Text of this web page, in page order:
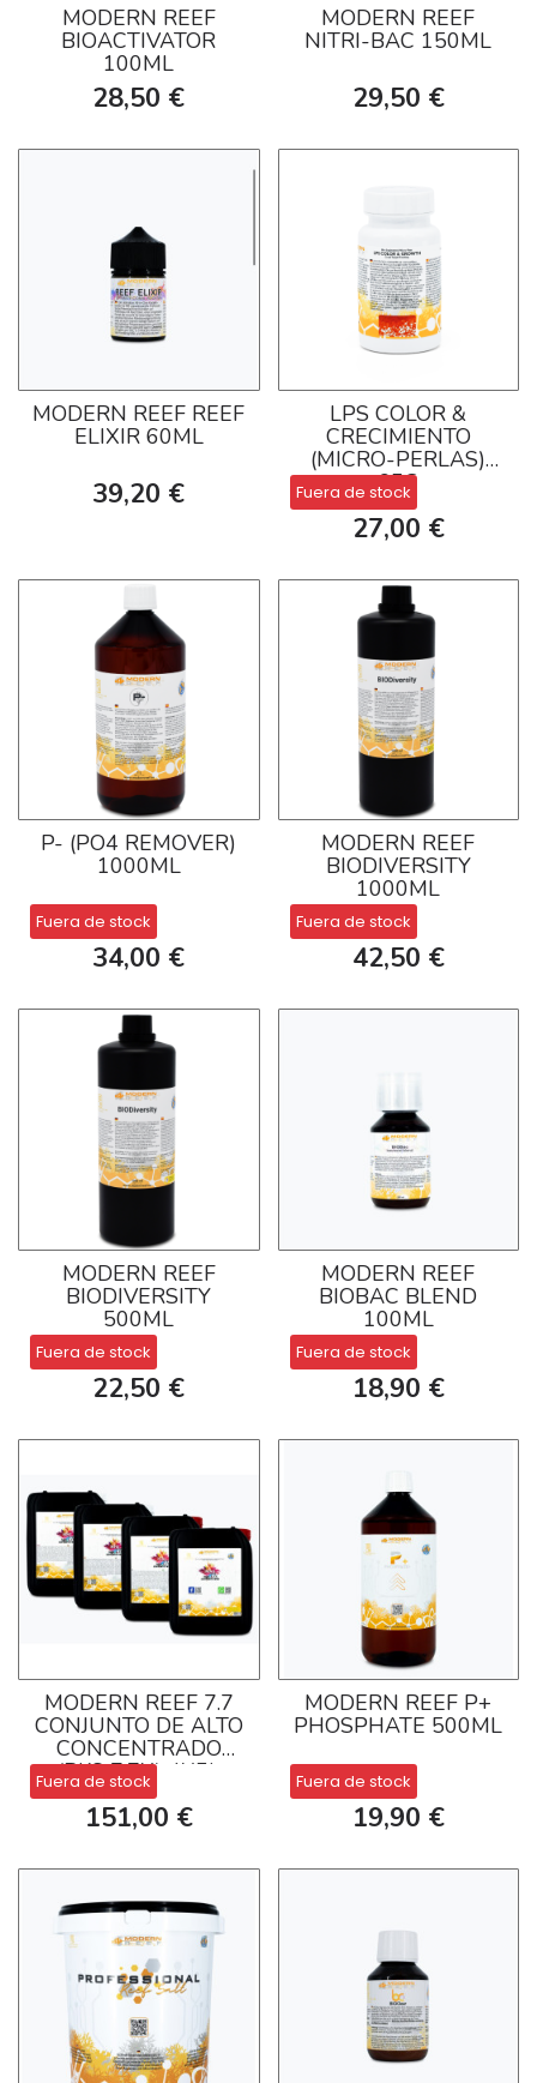
MODERN REEF
BIOACTIVATOR
100ML
28,50 €
MODERN REEF
NITRI-BAC 150ML
29,50 €
MODERN REEF REEF
ELIXIR 60ML
39,20 €
LPS COLOR &
CRECIMIENTO
(MICRO-PERLAS)
65G
Fuera de stock
27,00 €
P- (PO4 REMOVER)
1000ML
Fuera de stock
34,00 €
MODERN REEF
BIODIVERSITY
1000ML
Fuera de stock
42,50 €
MODERN REEF
BIODIVERSITY
500ML
Fuera de stock
22,50 €
MODERN REEF
BIOBAC BLEND
100ML
Fuera de stock
18,90 €
MODERN REEF 7.7
CONJUNTO DE ALTO
CONCENTRADO
(RKS 7.7X) 4X5L
Fuera de stock
151,00 €
MODERN REEF P+
PHOSPHATE 500ML
Fuera de stock
19,90 €